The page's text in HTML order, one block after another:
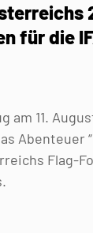
für die
am 11.
Abenteuer
Flag-